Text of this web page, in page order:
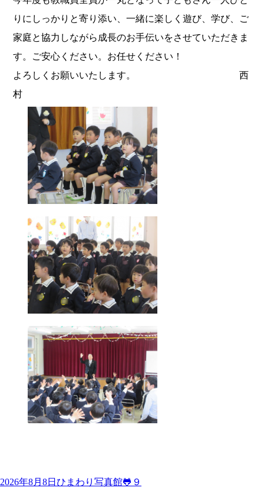
りにしっかりと寄り添い、一緒に楽しく遊び、学び、ご
家庭と協力しながら成長のお手伝いをさせていただきま
す。ご安心ください。お任せください！
よろしくお願いいたします。 西
村
2026年8月8日 ひまわり写真館🐸９